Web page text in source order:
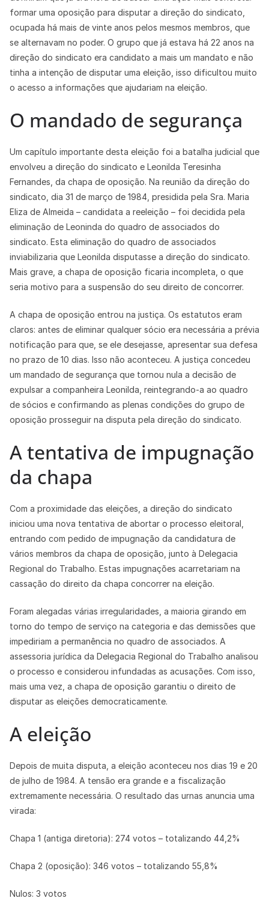
formar uma oposição para disputar a direção do sindicato,
ocupada há mais de vinte anos pelos mesmos membros, que
se alternavam no poder. O grupo que já estava há 22 anos na
direção do sindicato era candidato a mais um mandato e não
tinha a intenção de disputar uma eleição, isso dificultou muito
o acesso a informações que ajudariam na eleição.
O mandado de segurança
Um capítulo importante desta eleição foi a batalha judicial que
envolveu a direção do sindicato e Leonilda Teresinha
Fernandes, da chapa de oposição. Na reunião da direção do
sindicato, dia 31 de março de 1984, presidida pela Sra. Maria
Eliza de Almeida – candidata a reeleição – foi decidida pela
eliminação de Leoninda do quadro de associados do
sindicato. Esta eliminação do quadro de associados
inviabilizaria que Leonilda disputasse a direção do sindicato.
Mais grave, a chapa de oposição ficaria incompleta, o que
seria motivo para a suspensão do seu direito de concorrer.
A chapa de oposição entrou na justiça. Os estatutos eram
claros: antes de eliminar qualquer sócio era necessária a prévia
notificação para que, se ele desejasse, apresentar sua defesa
no prazo de 10 dias. Isso não aconteceu. A justiça concedeu
um mandado de segurança que tornou nula a decisão de
expulsar a companheira Leonilda, reintegrando-a ao quadro
de sócios e confirmando as plenas condições do grupo de
oposição prosseguir na disputa pela direção do sindicato.
A tentativa de impugnação
da chapa
Com a proximidade das eleições, a direção do sindicato
iniciou uma nova tentativa de abortar o processo eleitoral,
entrando com pedido de impugnação da candidatura de
vários membros da chapa de oposição, junto à Delegacia
Regional do Trabalho. Estas impugnações acarretariam na
cassação do direito da chapa concorrer na eleição.
Foram alegadas várias irregularidades, a maioria girando em
torno do tempo de serviço na categoria e das demissões que
impediriam a permanência no quadro de associados. A
assessoria jurídica da Delegacia Regional do Trabalho analisou
o processo e considerou infundadas as acusações. Com isso,
mais uma vez, a chapa de oposição garantiu o direito de
disputar as eleições democraticamente.
A eleição
Depois de muita disputa, a eleição aconteceu nos dias 19 e 20
de julho de 1984. A tensão era grande e a fiscalização
extremamente necessária. O resultado das urnas anuncia uma
virada:
Chapa 1 (antiga diretoria): 274 votos – totalizando 44,2%
Chapa 2 (oposição): 346 votos – totalizando 55,8%
Nulos: 3 votos